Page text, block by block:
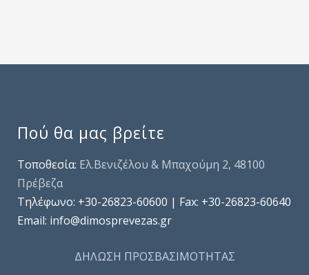
Πού θα μας βρείτε
Τοποθεσία: Ελ.Βενιζέλου & Μπαχούμη 2, 48100
Πρέβεζα
Τηλέφωνo: +30-26823-60600 | Fax: +30-26823-60640
Email: info@dimosprevezas.gr
ΔΗΛΩΣΗ ΠΡΟΣΒΑΣΙΜΟΤΗΤΑΣ